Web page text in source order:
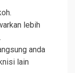
lebih
anda
lain